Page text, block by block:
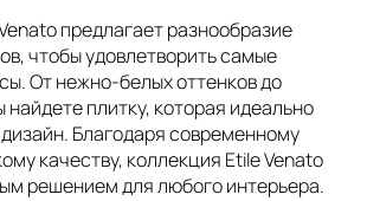
предлагает разнообразие
чтобы удовлетворить самые
От нежно-белых оттенков до
плитку, которая идеально
Благодаря современному
качеству, коллекция Etile Venato
решением для любого интерьера.